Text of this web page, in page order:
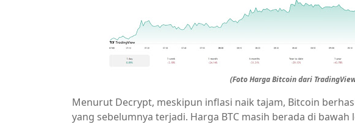
(Foto Harga Bitcoin dari
Menurut Decrypt, meskipun inflasi naik tajam, Bitcoin
yang sebelumnya terjadi. Harga BTC masih berada di bawah